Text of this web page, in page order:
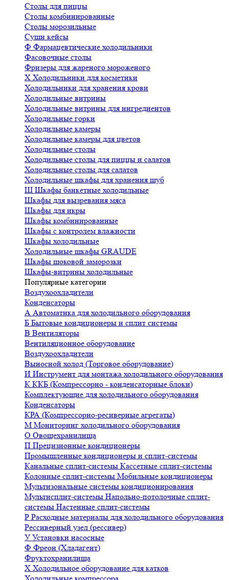
Столы для пиццы
Столы комбинированные
Столы морозильные
Суши кейсы
Ф Фармацевтические холодильники
Фасовочные столы
Фризеры для жареного мороженого
Х Холодильники для косметики
Холодильники для хранения крови
Холодильные витрины
Холодильные витрины для ингредиентов
Холодильные горки
Холодильные камеры
Холодильные камеры для цветов
Холодильные столы
Холодильные столы для пиццы и салатов
Холодильные столы для салатов
Холодильные шкафы для хранения шуб
Ш Шкафы банкетные холодильные
Шкафы для вызревания мяса
Шкафы для икры
Шкафы комбинированные
Шкафы с контролем влажности
Шкафы холодильные
Холодильные шкафы GRAUDE
Шкафы шоковой заморозки
Шкафы-витрины холодильные
Популярные категории
Воздухоохладители
Конденсаторы
А Автоматика для холодильного оборудования
Б Бытовые кондиционеры и сплит системы
В Вентиляторы
Вентиляционное оборудование
Воздухоохладители
Выносной холод (Торговое оборудование)
И Инструмент для монтажа холодильного оборудования
К ККБ (Компрессорно - конденсаторные блоки)
Комплектующие для холодильного оборудования
Конденсаторы
КРА (Компрессорно-ресиверные агрегаты)
М Мониторинг холодильного оборудования
О Овощехранилища
П Прецизионные кондиционеры
Промышленные кондиционеры и сплит-системы
Канальные сплит-системы Кассетные сплит-системы
Колонные сплит-системы Мобильные кондиционеры
Мультизональные системы кондиционирования
Мультисплит-системы Напольно-потолочные сплит-
системы Настенные сплит-системы
Р Расходные материалы для холодильного оборудования
Рессиверный узел (рессивер)
У Установки насосные
Ф Фреон (Хладагент)
Фруктохранилища
Х Холодильное оборудование для катков